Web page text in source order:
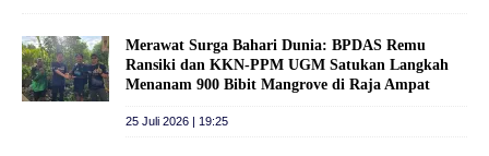
Merawat Surga Bahari Dunia: BPDAS Remu
Ransiki dan KKN-PPM UGM Satukan Langkah
Menanam 900 Bibit Mangrove di Raja Ampat
25 Juli 2026 | 19:25